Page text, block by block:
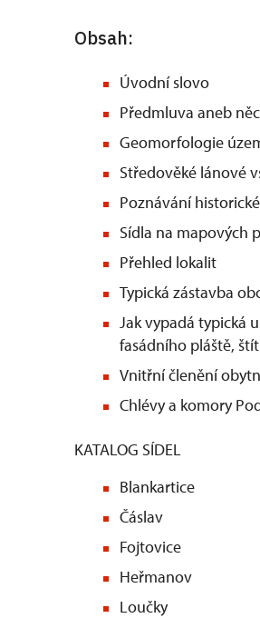
Obsah:
Úvodní slovo
Předmluva aneb
Geomorfologie
Středověké lánové
Poznávání
Sídla na mapových
Přehled lokalit
Typická zástavba
Jak vypadá typická
fasádního pláště,
Vnitřní členění
Chlévy a komory
KATALOG SÍDEL
Blankartice
Čáslav
Fojtovice
Heřmanov
Loučky